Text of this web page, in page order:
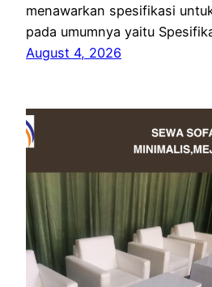
menawarkan spesifikasi
pada umumnya yaitu
August 4, 2026